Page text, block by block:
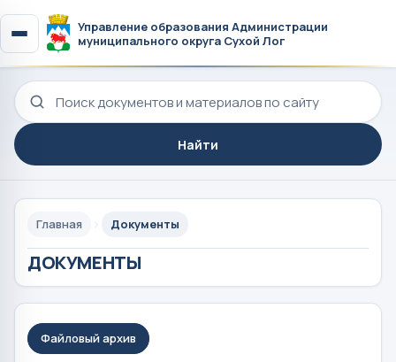
Управление образования Администрации
муниципального округа Сухой Лог
Поиск по сайту
Найти
Главная Документы
ДОКУМЕНТЫ
Файловый архив